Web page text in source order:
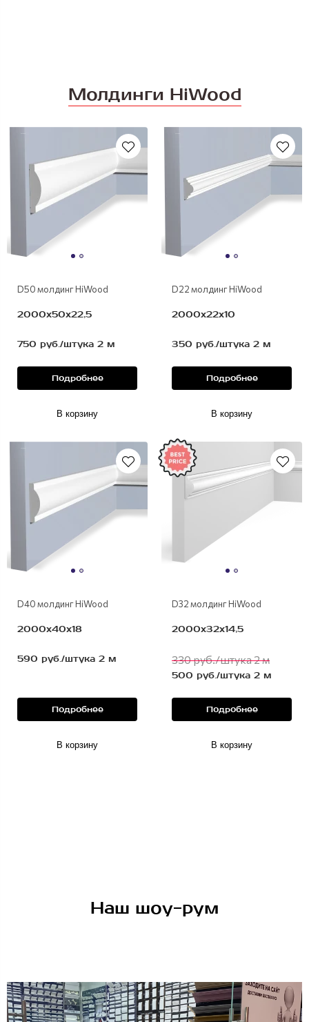
Молдинги HiWood
D50 молдинг HiWood
2000х50х22,5
750 руб./штука 2 м
Подробнее
В корзину
D22 молдинг HiWood
2000х22х10
350 руб./штука 2 м
Подробнее
В корзину
D40 молдинг HiWood
2000х40х18
590 руб./штука 2 м
Подробнее
В корзину
D32 молдинг HiWood
2000х32х14,5
330 руб./штука 2 м
500 руб./штука 2 м
Подробнее
В корзину
Наш шоу-рум